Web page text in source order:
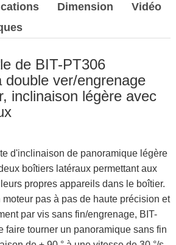
Dimension Vidéo
de BIT-PT306
double ver/engrenage
inclinaison légère avec
d'inclinaison de panoramique légère
boîtiers latéraux permettant aux
propres appareils dans le boîtier.
pas à pas de haute précision et
par vis sans fin/engrenage, BIT-
faire tourner un panoramique sans fin